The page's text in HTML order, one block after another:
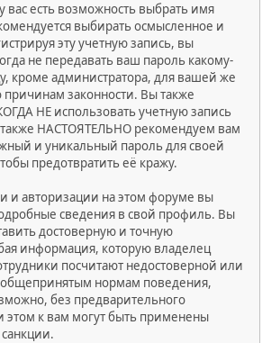
вас есть возможность выбрать имя
выбирать осмысленное и
эту учетную запись, вы
не передавать ваш пароль какому-
кроме администратора, для вашей же
причинам законности. Вы также
НЕ использовать учетную запись
НАСТОЯТЕЛЬНО рекомендуем вам
и уникальный пароль для своей
предотвратить её кражу.
и авторизации на этом форуме вы
сведения в свой профиль. Вы
достоверную и точную
информация, которую владелец
посчитают недостоверной или
нормам поведения,
без предварительного
к вам могут быть применены